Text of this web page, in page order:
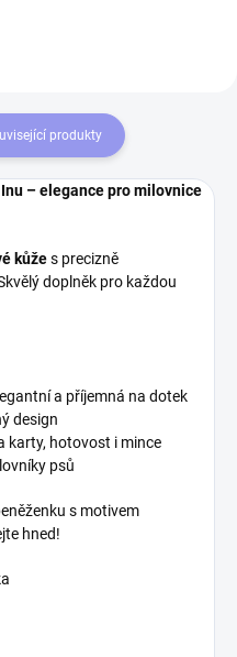
produkty
– elegance pro milovnice
kůžes precizně
doplněk pro každou
a příjemná na dotek
design
karty, hotovost i mince
psů
s motivem
hned!